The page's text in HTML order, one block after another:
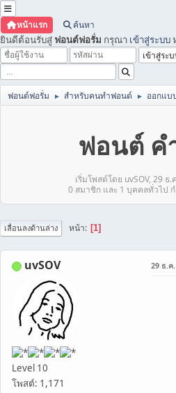
หน้าแรก ค้นหา
ยินดีต้อนรับสู่ ฟอนต์ฟอรั่ม กรุณา เข้าสู่ระบบ
ฟอนต์ฟอรั่ม ► สำหรับคนทำฟอนต์ ► ออกแบ
ฟอนต์ ค
เริ่มโพสต์โดย uvSOV, 29 ธ
0 สมาชิก และ 1 บุคคลทั่วไป
เลื่อนลงด้านล่าง หน้า 1
uvSOV
Level 10
โพสต์: 1,171
29 ธ.ค